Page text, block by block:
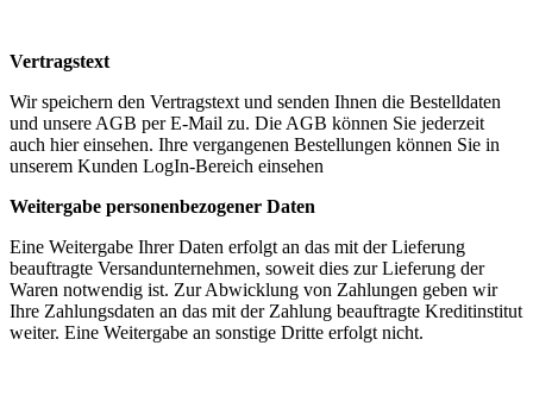
Vertragstext
Wir speichern den Vertragstext und senden Ihnen die Bestelldaten
und unsere AGB per E-Mail zu. Die AGB können Sie jederzeit
auch hier einsehen. Ihre vergangenen Bestellungen können Sie in
unserem Kunden LogIn-Bereich einsehen
Weitergabe personenbezogener Daten
Eine Weitergabe Ihrer Daten erfolgt an das mit der Lieferung
beauftragte Versandunternehmen, soweit dies zur Lieferung der
Waren notwendig ist. Zur Abwicklung von Zahlungen geben wir
Ihre Zahlungsdaten an das mit der Zahlung beauftragte Kreditinstitut
weiter. Eine Weitergabe an sonstige Dritte erfolgt nicht.